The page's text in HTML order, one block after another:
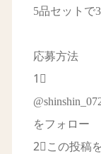
5品セットで
応募方法
1⃣
をフォロー
2⃣この投稿